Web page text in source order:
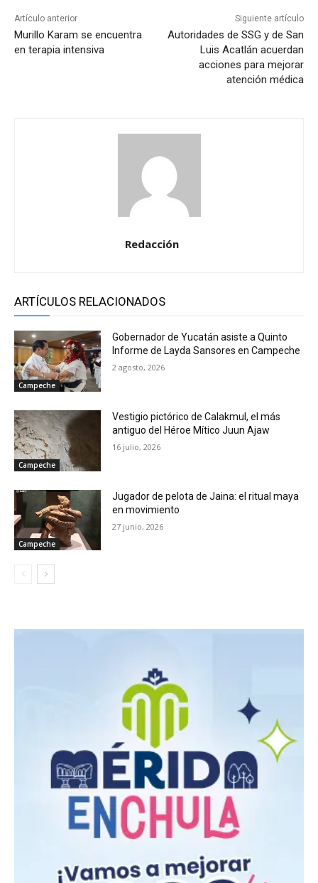
Artículo anterior
Murillo Karam se encuentra
en terapia intensiva
Siguiente artículo
Autoridades de SSG y de San
Luis Acatlán acuerdan
acciones para mejorar
atención médica
Redacción
ARTÍCULOS RELACIONADOS
Campeche
Gobernador de Yucatán asiste a Quinto
Informe de Layda Sansores en Campeche
2 agosto, 2026
Campeche
Vestigio pictórico de Calakmul, el más
antiguo del Héroe Mítico Juun Ajaw
16 julio, 2026
Campeche
Jugador de pelota de Jaina: el ritual maya
en movimiento
27 junio, 2026